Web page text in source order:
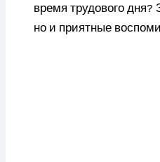
время трудового
но и приятные